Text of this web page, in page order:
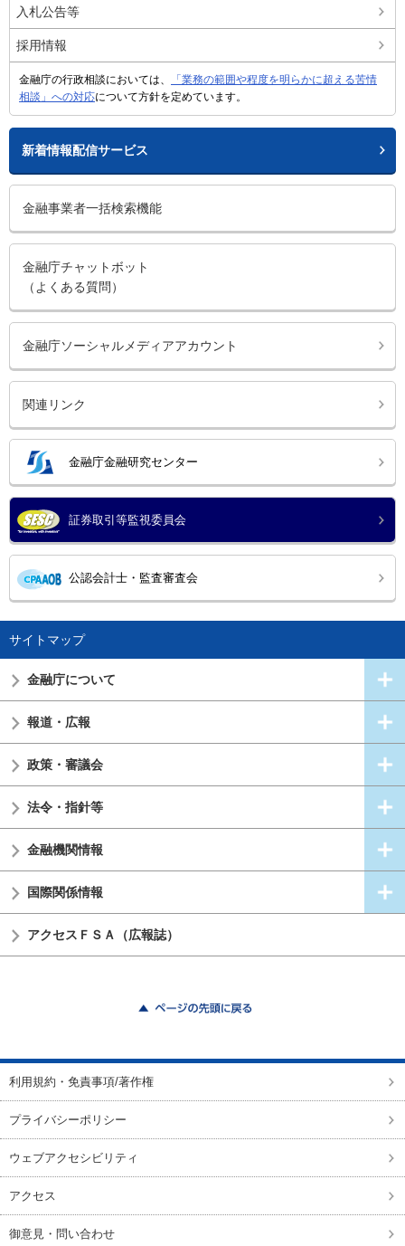
入札公告等
採用情報
金融庁の行政相談においては、
「業務の範囲や程度を明らかに超える苦情
相談」への対応について方針を定めています。
新着情報配信サービス
金融事業者一括検索機能
金融庁チャットボット
（よくある質問）
金融庁ソーシャルメディアアカウント
関連リンク
金融庁金融研究センター
証券取引等監視委員会
公認会計士・監査審査会
サイトマップ
金融庁について
報道・広報
政策・審議会
法令・指針等
金融機関情報
国際関係情報
アクセスＦＳＡ（広報誌）
利用規約・免責事項/著作権
プライバシーポリシー
ウェブアクセシビリティ
アクセス
御意見・問い合わせ